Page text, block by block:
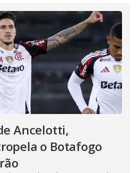
Ancelotti,
o Botafogo